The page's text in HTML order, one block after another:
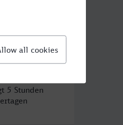
5 Stunden